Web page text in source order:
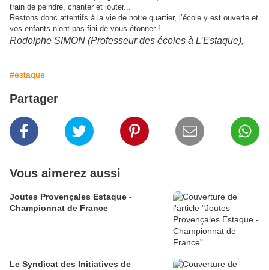
train de peindre, chanter et jouter...
Restons donc attentifs à la vie de notre quartier, l’école y est ouverte et
vos enfants n’ont pas fini de vous étonner !
Rodolphe SIMON (Professeur des écoles à L’Estaque),
#estaque
Partager
Vous aimerez aussi
Joutes Provençales Estaque -
Championnat de France
Le Syndicat des Initiatives de